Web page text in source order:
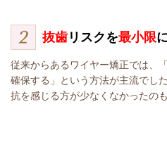
抜歯リスクを最小限
従来からあるワイヤー矯正では、
確保する」という方法が主流でし
抗を感じる方が少なくなかったのも